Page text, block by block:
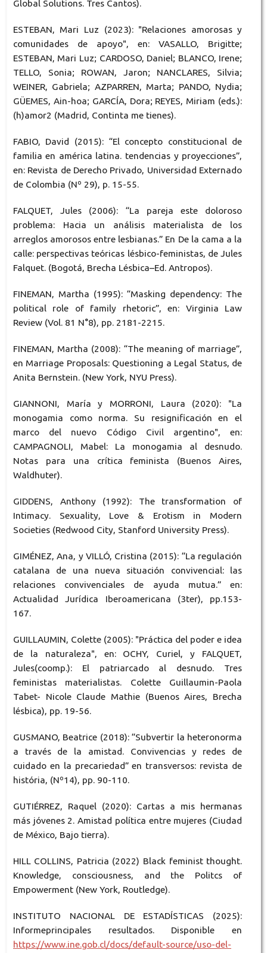
Global Solutions. Tres Cantos).
ESTEBAN, Mari Luz (2023): "Relaciones amorosas y
comunidades de apoyo", en: VASALLO, Brigitte;
ESTEBAN, Mari Luz; CARDOSO, Daniel; BLANCO, Irene;
TELLO, Sonia; ROWAN, Jaron; NANCLARES, Silvia;
WEINER, Gabriela; AZPARREN, Marta; PANDO, Nydia;
GÜEMES, Ain-hoa; GARCÍA, Dora; REYES, Miriam (eds.):
(h)amor2 (Madrid, Continta me tienes).
FABIO, David (2015): “El concepto constitucional de
familia en américa latina. tendencias y proyecciones”,
en: Revista de Derecho Privado, Universidad Externado
de Colombia (Nº 29), p. 15-55.
FALQUET, Jules (2006): “La pareja este doloroso
problema: Hacia un análisis materialista de los
arreglos amorosos entre lesbianas.” En De la cama a la
calle: perspectivas teóricas lésbico-feministas, de Jules
Falquet. (Bogotá, Brecha Lésbica–Ed. Antropos).
FINEMAN, Martha (1995): “Masking dependency: The
political role of family rhetoric”, en: Virginia Law
Review (Vol. 81 N°8), pp. 2181-2215.
FINEMAN, Martha (2008): “The meaning of marriage”,
en Marriage Proposals: Questioning a Legal Status, de
Anita Bernstein. (New York, NYU Press).
GIANNONI, María y MORRONI, Laura (2020): "La
monogamia como norma. Su resignificación en el
marco del nuevo Código Civil argentino", en:
CAMPAGNOLI, Mabel: La monogamia al desnudo.
Notas para una crítica feminista (Buenos Aires,
Waldhuter).
GIDDENS, Anthony (1992): The transformation of
Intimacy. Sexuality, Love & Erotism in Modern
Societies (Redwood City, Stanford University Press).
GIMÉNEZ, Ana, y VILLÓ, Cristina (2015): “La regulación
catalana de una nueva situación convivencial: las
relaciones convivenciales de ayuda mutua.” en:
Actualidad Jurídica Iberoamericana (3ter), pp.153-
167.
GUILLAUMIN, Colette (2005): "Práctica del poder e idea
de la naturaleza", en: OCHY, Curiel, y FALQUET,
Jules(coomp.): El patriarcado al desnudo. Tres
feministas materialistas. Colette Guillaumin-Paola
Tabet- Nicole Claude Mathie (Buenos Aires, Brecha
lésbica), pp. 19-56.
GUSMANO, Beatrice (2018): “Subvertir la heteronorma
a través de la amistad. Convivencias y redes de
cuidado en la precariedad” en transversos: revista de
história, (Nº14), pp. 90-110.
GUTIÉRREZ, Raquel (2020): Cartas a mis hermanas
más jóvenes 2. Amistad política entre mujeres (Ciudad
de México, Bajo tierra).
HILL COLLINS, Patricia (2022) Black feminist thought.
Knowledge, consciousness, and the Politcs of
Empowerment (New York, Routledge).
INSTITUTO NACIONAL DE ESTADÍSTICAS (2025):
Informeprincipales resultados. Disponible en
https://www.ine.gob.cl/docs/default-source/uso-del-